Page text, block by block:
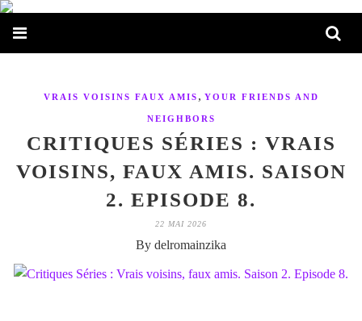
VRAIS VOISINS FAUX AMIS , YOUR FRIENDS AND
NEIGHBORS
CRITIQUES SÉRIES : VRAIS
VOISINS, FAUX AMIS. SAISON
2. EPISODE 8.
22 MAI 2026
By delromainzika